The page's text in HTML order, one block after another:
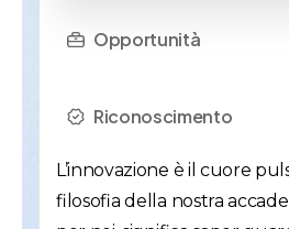
Opportunità
Riconoscimento
L’innovazione è il cuore
filosofia della nostra